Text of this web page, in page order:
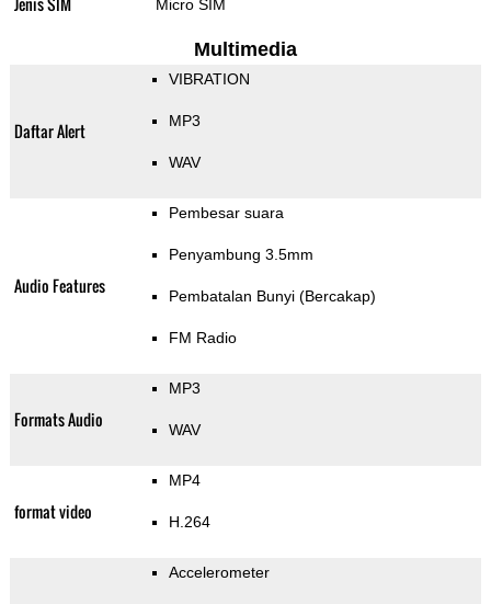
Micro SIM
Multimedia
Daftar Alert
VIBRATION
MP3
WAV
Audio Features
Pembesar suara
Penyambung 3.5mm
Pembatalan Bunyi (Bercakap)
FM Radio
Formats Audio
MP3
WAV
format video
MP4
H.264
Accelerometer